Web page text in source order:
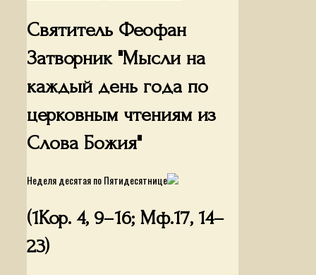
Святитель Феофан
Затворник "Мысли на
каждый день года по
церковным чтениям из
Слова Божия"
Неделя десятая по Пятидесятнице
(1Кор. 4, 9–16; Мф.17, 14–
23)